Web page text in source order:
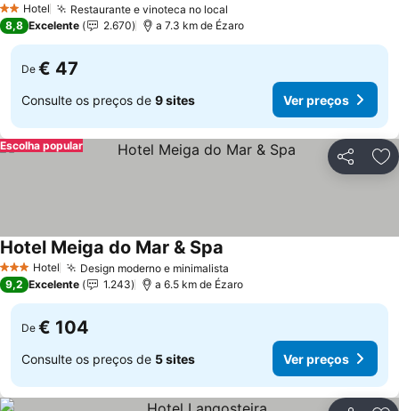
2 Estrelas
Hotel Restaurante e vinoteca no local
8,8 Excelente 2.670 a 7.3 km de Ézaro
De € 47
Consulte os preços de 9 sites Ver preços
Partilhar
Escolha popular
3 EstrelasHotel Design moderno e minimalista
Hotel Meiga do Mar & Spa
9,2 Excelente 1.243 a 6.5 km de Ézaro
De € 104
Consulte os preços de 5 sites Ver preços